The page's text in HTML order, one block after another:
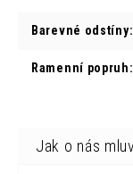
Barevné odstíny:
Ramenní popruh: